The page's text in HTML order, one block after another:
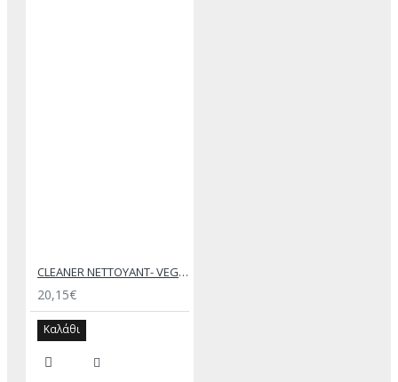
CLEANER NETTOYANT- VEGETAL ORIGIN – SAPHIR MEDAILLE D’OR
20,15€
Καλάθι